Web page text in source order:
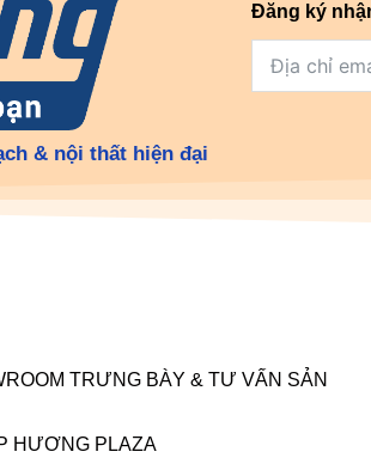
& nội thất hiện đại
Đăng ký
TRƯNG BÀY & TƯ VẤN SẢN
HƯƠNG PLAZA